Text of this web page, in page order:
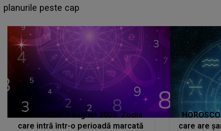
sa: "I-am spus și ei în față, eu nu te iubesc pentru
HOROSCOP 7 august 2026. Zodia
care intră într-o perioadă marcată
care are